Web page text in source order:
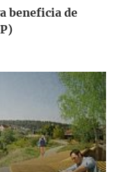
beneficia de